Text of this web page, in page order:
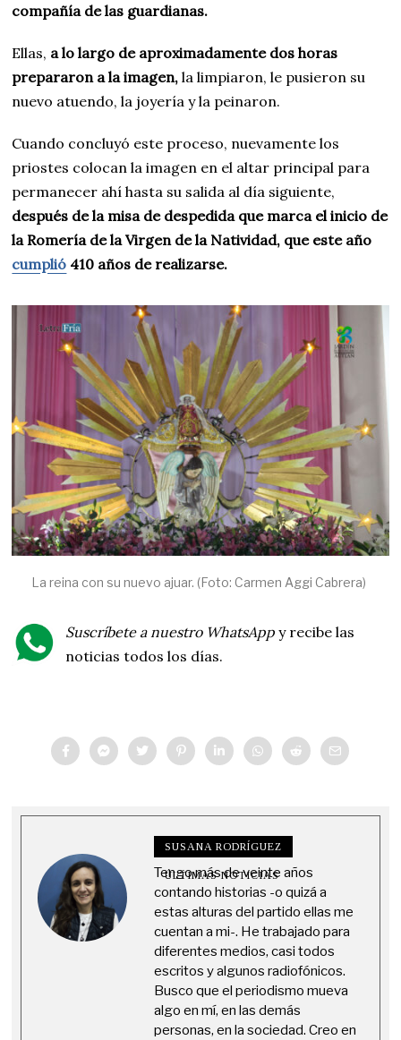
compañía de las guardianas.
Ellas, a lo largo de aproximadamente dos horas
prepararon a la imagen, la limpiaron, le pusieron su
nuevo atuendo, la joyería y la peinaron.
Cuando concluyó este proceso, nuevamente los
priostes colocan la imagen en el altar principal para
permanecer ahí hasta su salida al día siguiente,
después de la misa de despedida que marca el inicio de
la Romería de la Virgen de la Natividad, que este año
cumplió 410 años de realizarse.
La reina con su nuevo ajuar. (Foto: Carmen Aggi Cabrera)
Suscríbete a nuestro WhatsApp y recibe las
noticias todos los días.
SUSANA RODRÍGUEZ
ÚLTIMAS NOTICIAS
Tengo más de veinte años
contando historias -o quizá a
estas alturas del partido ellas me
cuentan a mi-. He trabajado para
diferentes medios, casi todos
escritos y algunos radiofónicos.
Busco que el periodismo mueva
algo en mí, en las demás
personas, en la sociedad. Creo en